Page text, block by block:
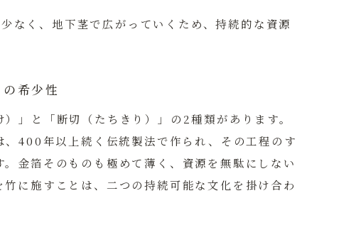
なく、地下茎で広がっていくため、持続的な資源
希少性
」と「断切（たちきり）」の2種類があります。
、400年以上続く伝統製法で作られ、その工程のす
金箔そのものも極めて薄く、資源を無駄にしない
に施すことは、二つの持続可能な文化を掛け合わ